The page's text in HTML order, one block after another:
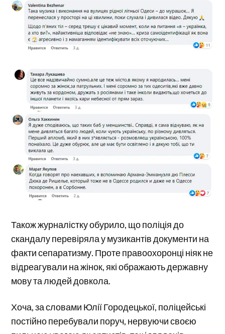
Також журналістку обурило, що поліція до
скандалу перевіряла у музикантів документи на
факти сепаратизму. Проте правоохоронці ніяк не
відреагували на жінок, які ображають державну
мову та людей довкола.
Хоча, за словами Юлії Городецької, поліцейські
постійно перебували поруч, нервуючи своєю